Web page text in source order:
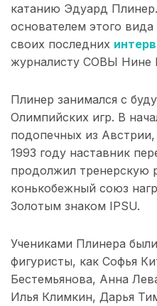
катанию Эдуард
основателем этого
своих последних
журналисту СОВЫ Нине
Плинер занимался с
Олимпийских игр. В
подопечных из
1993 году наставник
продолжил тренерскую
конькобежный союз
Золотым знаком IPSU.
Учениками Плинера
фигуристы, как Софья
Бестемьянова, Анна
Илья Климкин, Дарья